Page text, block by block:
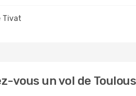
Tivat
vous un vol de